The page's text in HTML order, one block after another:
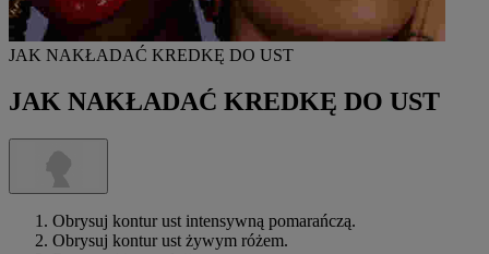
JAK NAKŁADAĆ KREDKĘ DO UST
JAK NAKŁADAĆ KREDKĘ DO UST
Obrysuj kontur ust intensywną pomarańczą.
Obrysuj kontur ust żywym różem.